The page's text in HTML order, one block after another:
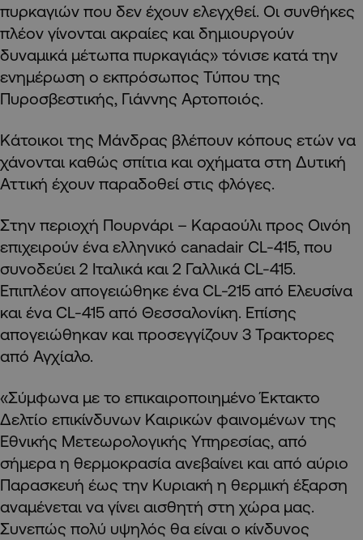
πυρκαγιών που δεν έχουν ελεγχθεί. Οι συνθήκες
πλέον γίνονται ακραίες και δημιουργούν
δυναμικά μέτωπα πυρκαγιάς» τόνισε κατά την
ενημέρωση ο εκπρόσωπος Τύπου της
Πυροσβεστικής, Γιάννης Αρτοποιός.
Κάτοικοι της Μάνδρας βλέπουν κόπους ετών να
χάνονται καθώς σπίτια και οχήματα στη Δυτική
Αττική έχουν παραδοθεί στις φλόγες.
Στην περιοχή Πουρνάρι – Καραούλι προς Οινόη
επιχειρούν ένα ελληνικό canadair CL-415, που
συνοδεύει 2 Ιταλικά και 2 Γαλλικά CL-415.
Επιπλέον απογειώθηκε ένα CL-215 από Ελευσίνα
και ένα CL-415 από Θεσσαλονίκη. Επίσης
απογειώθηκαν και προσεγγίζουν 3 Τρακτορες
από Αγχίαλο.
«Σύμφωνα με το επικαιροποιημένο Έκτακτο
Δελτίο επικίνδυνων Καιρικών φαινομένων της
Εθνικής Μετεωρολογικής Υπηρεσίας, από
σήμερα η θερμοκρασία ανεβαίνει και από αύριο
Παρασκευή έως την Κυριακή η θερμική έξαρση
αναμένεται να γίνει αισθητή στη χώρα μας.
Συνεπώς πολύ υψηλός θα είναι ο κίνδυνος